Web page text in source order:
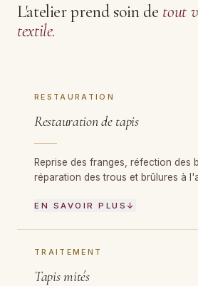
L'atelier prend soin de tout
textile.
RESTAURATION
Restauration de tapis
Reprise des franges, réfection des
réparation des trous et brûlures à
EN SAVOIR PLUS ↓
TRAITEMENT
Tapis mités